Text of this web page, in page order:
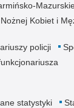
Kobiet i
policji
statystyki